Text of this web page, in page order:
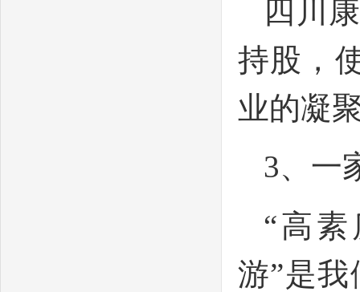
四川
持股，
业的凝
3、一
“高
游”是